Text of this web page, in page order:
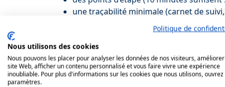
une traçabilité minimale (carnet de
Mini-checklist : 1er jour
1er jour
: accueil formel, visite,
1ère semaine: découverte progressive
1er mois: objectifs d’autonomie, bilan
Politique de
Nous utilisons des cookies
Nous pouvons les placer pour analyser les données de nos visiteurs,
site Web, afficher un contenu personnalisé et vous faire vivre une expérience
inoubliable. Pour plus d'informations sur les cookies que nous utilisons, ouvrez
paramètres.